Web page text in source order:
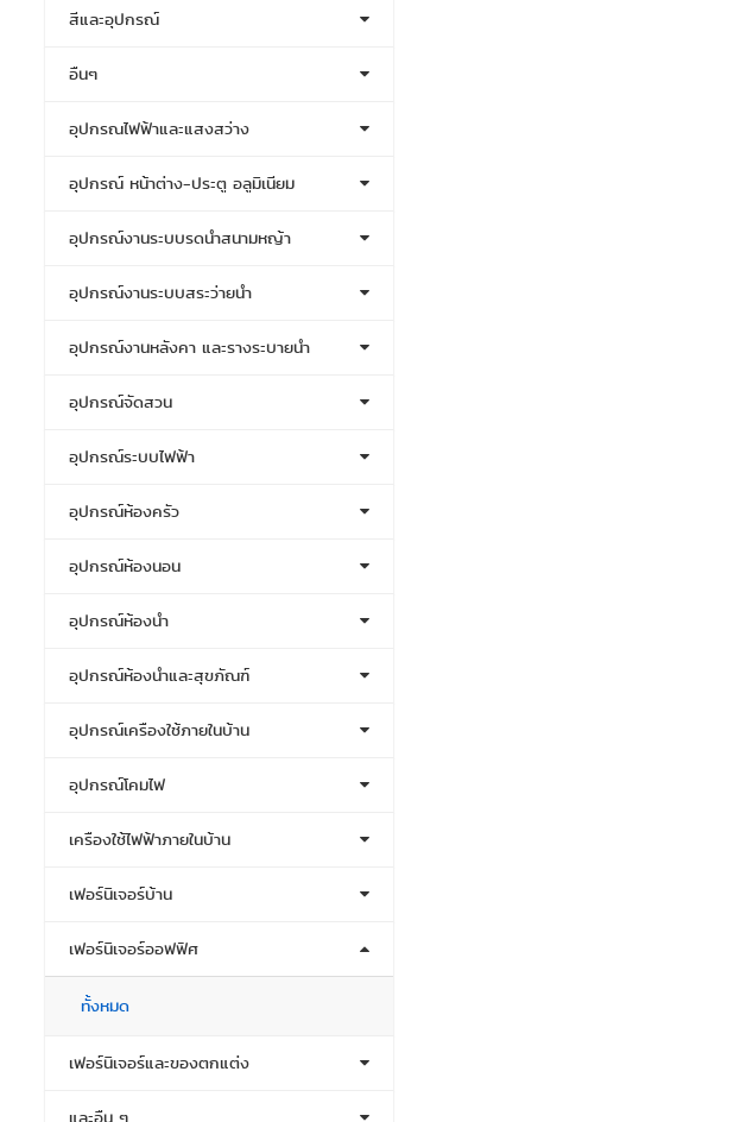
สีและอุปกรณ์
อื่นๆ
อุปกรณไฟฟ้าและแสงสว่าง
อุปกรณ์ หน้าต่าง-ประตู อลูมิเนียม
อุปกรณ์งานระบบรดน้ำสนามหญ้า
อุปกรณ์งานระบบสระว่ายน้ำ
อุปกรณ์งานหลังคา และรางระบายน้ำ
อุปกรณ์จัดสวน
อุปกรณ์ระบบไฟฟ้า
อุปกรณ์ห้องครัว
อุปกรณ์ห้องนอน
อุปกรณ์ห้องน้ำ
อุปกรณ์ห้องน้ำและสุขภัณฑ์
อุปกรณ์เครื่องใช้ภายในบ้าน
อุปกรณ์โคมไฟ
เครื่องใช้ไฟฟ้าภายในบ้าน
เฟอร์นิเจอร์บ้าน
เฟอร์นิเจอร์ออฟฟิศ
ทั้งหมด
เฟอร์นิเจอร์และของตกแต่ง
และอื่น ๆ